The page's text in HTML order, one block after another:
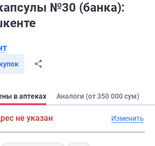
№30 (банка):
в аптеках Аналоги (от 350 000 сум)
не указан Изменить